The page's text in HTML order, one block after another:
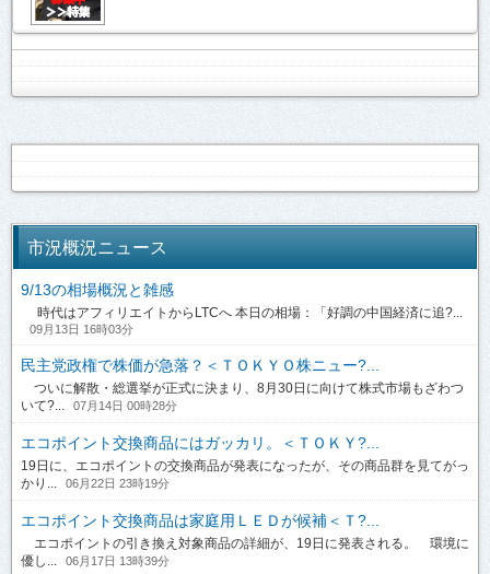
市況概況ニュース
9/13の相場概況と雑感
時代はアフィリエイトからLTCへ 本日の相場：「好調の中国経済に追?...
09月13日 16時03分
民主党政権で株価が急落？＜ＴＯＫＹＯ株ニュー?...
ついに解散・総選挙が正式に決まり、8月30日に向けて株式市場もざわつ
いて?...
07月14日 00時28分
エコポイント交換商品にはガッカリ。＜ＴＯＫＹ?...
19日に、エコポイントの交換商品が発表になったが、その商品群を見てがっ
かり...
06月22日 23時19分
エコポイント交換商品は家庭用ＬＥＤが候補＜Ｔ?...
エコポイントの引き換え対象商品の詳細が、19日に発表される。 環境に
優し...
06月17日 13時39分